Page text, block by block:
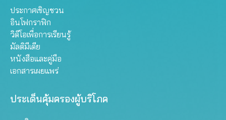
ประกาศเชิญชวน
อินโฟกราฟิก
วิดีโอเพื่อการเรียนรู้
มัลติมีเดีย
หนังสือและคู่มือ
เอกสารเผยแพร่
ประเด็นคุ้มครองผู้บริโภค